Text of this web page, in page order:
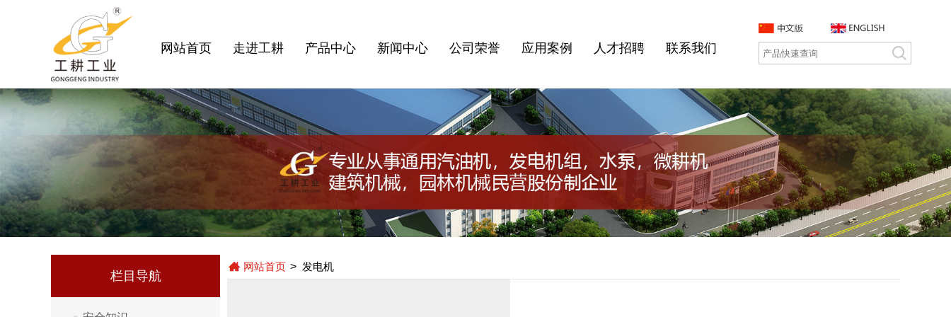
网站首页 走进工耕 产品中心 新闻中心 公司荣誉 应用案例 人才招聘 联系我们
栏目导航
网站首页 > 发电机